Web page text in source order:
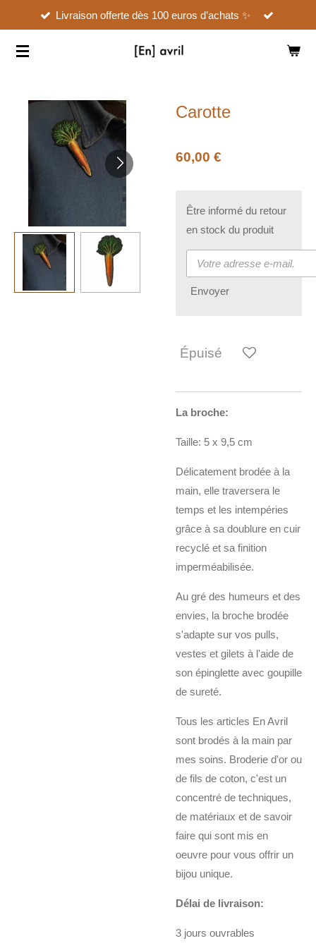
contenu
Livraison offerte dès 100 euros d’achats ✨
Carotte
60,00 €
Être informé du retour
en stock du produit
Envoyer
Épuisé
La broche:
Taille: 5 x 9,5 cm
Délicatement brodée à la
main, elle traversera le
temps et les intempéries
grâce à sa doublure en cuir
recyclé et sa finition
imperméabilisée.
Au gré des humeurs et des
envies, la broche brodée
s'adapte sur vos pulls,
vestes et gilets à l'aide de
son épinglette avec goupille
de sureté.
Tous les articles En Avril
sont brodés à la main par
mes soins. Broderie d'or ou
de fils de coton, c'est un
concentré de techniques,
de matériaux et de savoir
faire qui sont mis en
oeuvre pour vous offrir un
bijou unique.
Délai de livraison:
3 jours ouvrables